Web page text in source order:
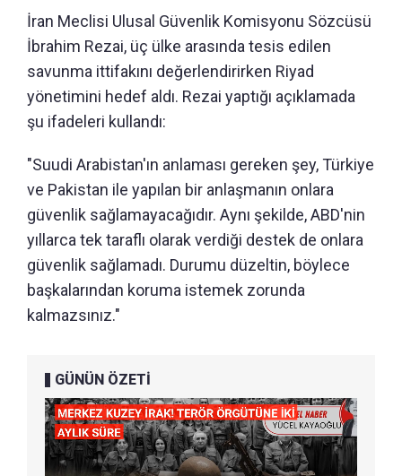
İran Meclisi Ulusal Güvenlik Komisyonu Sözcüsü
İbrahim Rezai, üç ülke arasında tesis edilen
savunma ittifakını değerlendirirken Riyad
yönetimini hedef aldı. Rezai yaptığı açıklamada
şu ifadeleri kullandı:
"Suudi Arabistan'ın anlaması gereken şey, Türkiye
ve Pakistan ile yapılan bir anlaşmanın onlara
güvenlik sağlamayacağıdır. Aynı şekilde, ABD'nin
yıllarca tek taraflı olarak verdiği destek de onlara
güvenlik sağlamadı. Durumu düzeltin, böylece
başkalarından koruma istemek zorunda
kalmazsınız."
GÜNÜN ÖZETİ